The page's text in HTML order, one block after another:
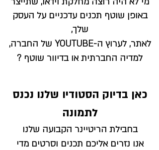
כאן בדיוק הסטודיו שלנו נכנס
לתמונה
בחבילת הריטיינר הקבועה שלנו
אנו נזריםאליכם תכנים וסרטים מדי
באופן שוטף תכנים עדכניים על העסק
שלך,
לאתר
, לערוץ ה-YOUTUBE של החברה,
למדיה החברתית או בדיוור שוטף ?